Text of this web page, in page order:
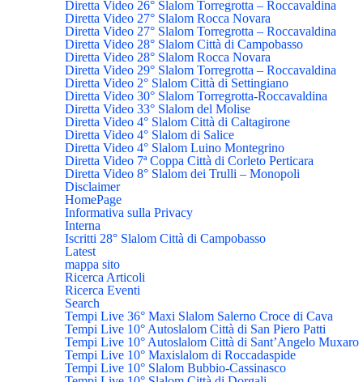
Diretta Video 26° Slalom Torregrotta – Roccavaldina
Diretta Video 27° Slalom Rocca Novara
Diretta Video 27° Slalom Torregrotta – Roccavaldina
Diretta Video 28° Slalom Città di Campobasso
Diretta Video 28° Slalom Rocca Novara
Diretta Video 29° Slalom Torregrotta – Roccavaldina
Diretta Video 2° Slalom Città di Settingiano
Diretta Video 30° Slalom Torregrotta-Roccavaldina
Diretta Video 33° Slalom del Molise
Diretta Video 4° Slalom Città di Caltagirone
Diretta Video 4° Slalom di Salice
Diretta Video 4° Slalom Luino Montegrino
Diretta Video 7ª Coppa Città di Corleto Perticara
Diretta Video 8° Slalom dei Trulli – Monopoli
Disclaimer
HomePage
Informativa sulla Privacy
Interna
Iscritti 28° Slalom Città di Campobasso
Latest
mappa sito
Ricerca Articoli
Ricerca Eventi
Search
Tempi Live 36° Maxi Slalom Salerno Croce di Cava
Tempi Live 10° Autoslalom Città di San Piero Patti
Tempi Live 10° Autoslalom Città di Sant’Angelo Muxaro
Tempi Live 10° Maxislalom di Roccadaspide
Tempi Live 10° Slalom Bubbio-Cassinasco